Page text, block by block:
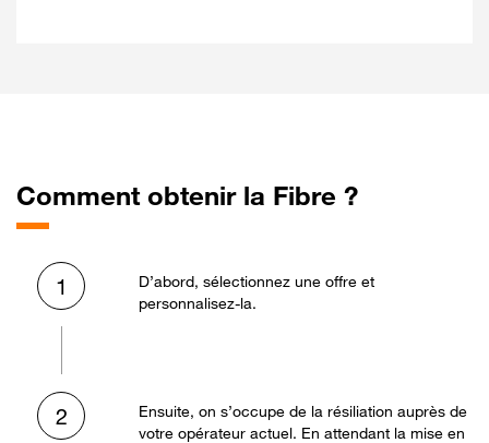
Comment obtenir la Fibre ?
1
D’abord, sélectionnez une offre et
personnalisez-la.
2
Ensuite, on s’occupe de la résiliation auprès de
votre opérateur actuel. En attendant la mise en